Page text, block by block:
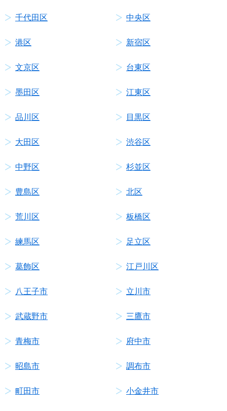
千代田区 中央区
港区 新宿区
文京区 台東区
墨田区 江東区
品川区 目黒区
大田区 渋谷区
中野区 杉並区
豊島区 北区
荒川区 板橋区
練馬区 足立区
葛飾区 江戸川区
八王子市 立川市
武蔵野市 三鷹市
青梅市 府中市
昭島市 調布市
町田市 小金井市